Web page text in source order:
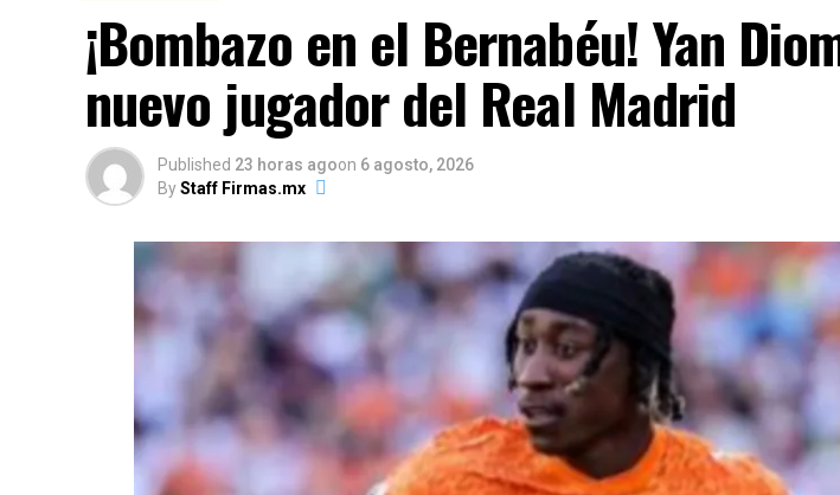
​¡Bombazo en el Bernabéu! Yan
nuevo jugador del Real Madrid
Published 23 horas agoon 6 agosto, 2026
ByStaff Firmas.mx